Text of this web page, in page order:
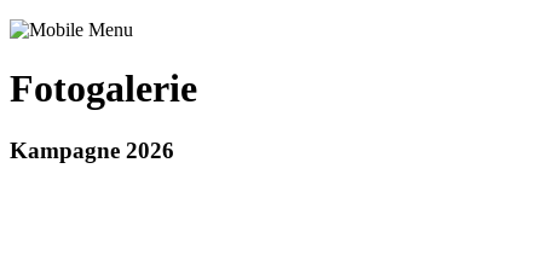
Fotogalerie
Kampagne 2026